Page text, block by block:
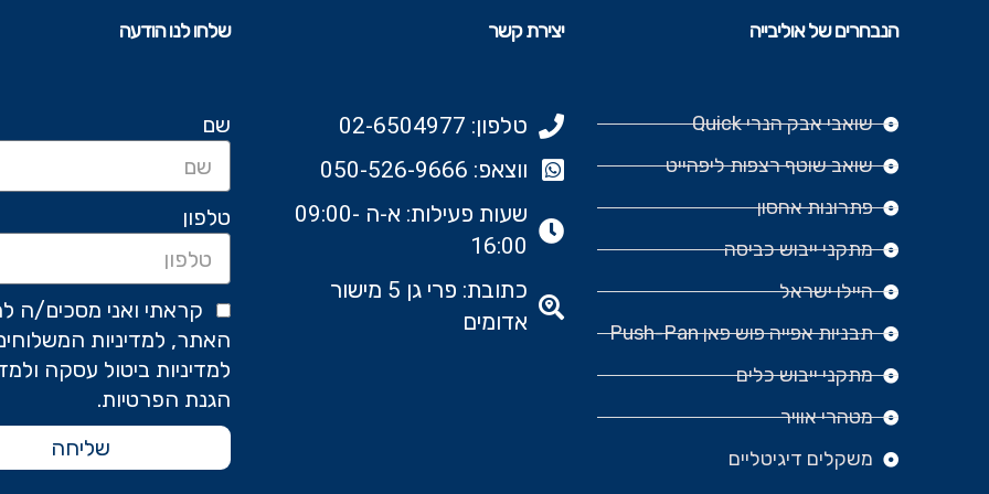
הנבחרים של אוליבייה
שואבי אבק הנרי Quick
שואב שוטף רצפות ליפהייט
פתרונות אחסון
מתקני ייבוש כביסה
היילו ישראל
תבניות אפייה פוש פאן Push-Pan
מתקני ייבוש כלים
מטהרי אוויר
משקלים דיגיטליים
יצירת קשר
טלפון: 02-6504977
ווצאפ: 050-526-9666‬
שעות פעילות: א-ה 09:00-
16:00
כתובת: פרי גן 5 מישור
אדומים
שלחו לנו הודעה
שם
טלפון
קראתי ואני מסכים/ה
האתר, למדיניות
למדיניות ביטול עסקה
הגנת הפרטיות.
שליחה